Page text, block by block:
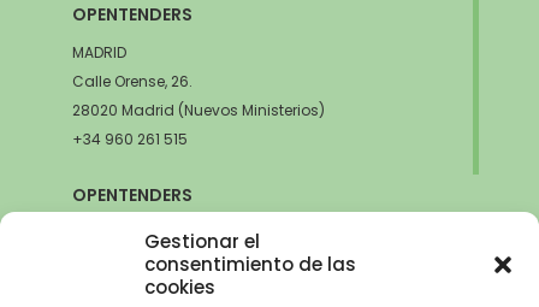
Gestionar el
consentimiento de las
cookies
OPENTENDERS
MADRID
Calle Orense, 26.
28020 Madrid (Nuevos Ministerios)
+34 960 261 515
OPENTENDERS
Avda. de la Innovación, 6
41020 Sevilla